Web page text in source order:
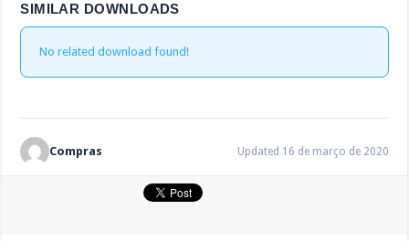
SIMILAR DOWNLOADS
No related download found!
Compras Updated 16 de março de 2020